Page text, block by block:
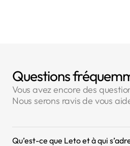
Questions
Vous avez encore des
Nous serons ravis de vous
Qu’est-ce que Leto et à qui